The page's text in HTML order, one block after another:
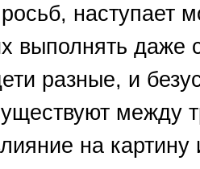
наступает
выполнять даже
разные, и
между
на